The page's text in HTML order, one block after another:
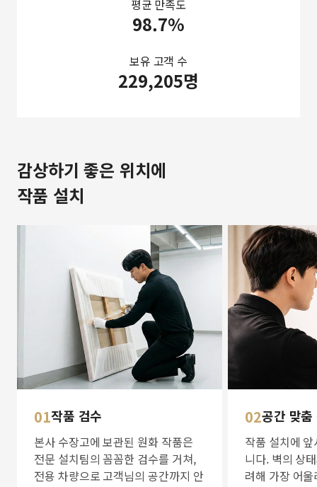
평균 만족도
98.7%
보유 고객 수
229,205명
감상하기 좋은 위치에
작품 설치
01작품 검수
본사 수장고에 보관된 원화 작품은
전문 설치팀의 꼼꼼한 검수를 거쳐,
전용 차량으로 고객님의 공간까지 안
02공간 맞
작품 설치에
니다. 벽의 상
려해 가장 어